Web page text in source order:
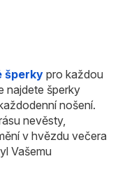
šperkypro každou
najdete šperky
nošení.
nevěsty,
v hvězdu večera
Vašemu